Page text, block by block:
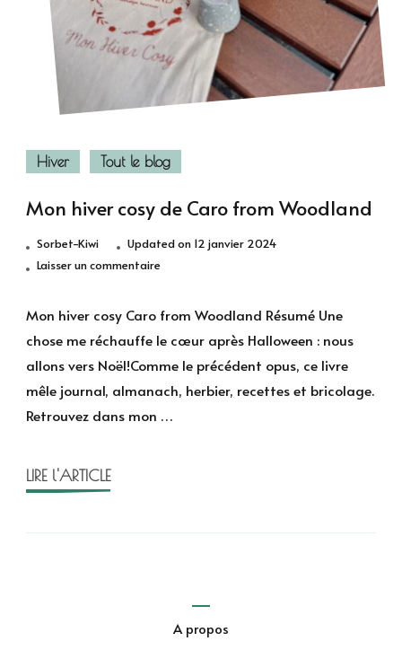
Hiver Tout le blog
Mon hiver cosy de Caro from Woodland
Sorbet-Kiwi Updated on 12 janvier 2024
Laisser un commentairesur
hiver
de
Caro
from
Mon hiver cosy Caro from Woodland Résumé Une
chose me réchauffe le cœur après Halloween : nous
allons vers Noël!Comme le précédent opus, ce livre
mêle journal, almanach, herbier, recettes et bricolage.
Retrouvez dans mon …
LIRE l'ARTICLE
A propos